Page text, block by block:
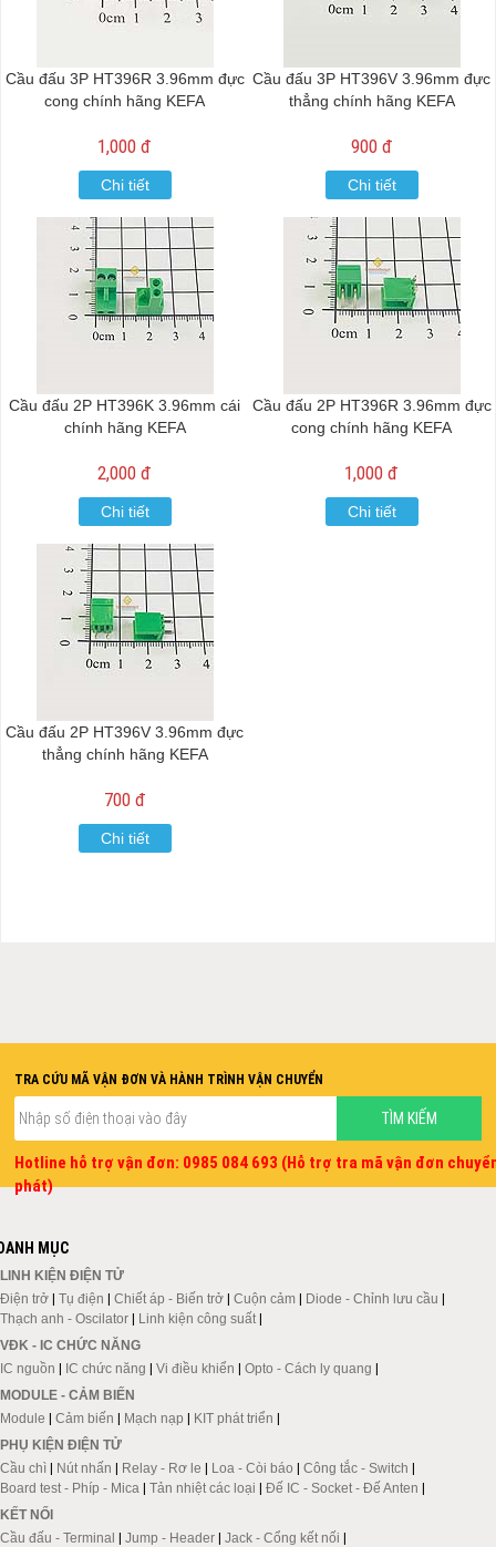
Cầu đấu 3P HT396R 3.96mm đực
cong chính hãng KEFA
1,000 đ
Chi tiết
Cầu đấu 3P HT396V 3.96mm đực
thẳng chính hãng KEFA
900 đ
Chi tiết
Cầu đấu 2P HT396K 3.96mm cái
chính hãng KEFA
2,000 đ
Chi tiết
Cầu đấu 2P HT396R 3.96mm đực
cong chính hãng KEFA
1,000 đ
Chi tiết
Cầu đấu 2P HT396V 3.96mm đực
thẳng chính hãng KEFA
700 đ
Chi tiết
TRA CỨU MÃ VẬN ĐƠN VÀ HÀNH TRÌNH VẬN CHUYỂN
Hotline hỗ trợ vận đơn: 0985 084 693 (Hỗ trợ tra mã vận đơn
phát)
MỤC
LINH KIỆN ĐIỆN TỬ
Điện trở | Tụ điện | Chiết áp - Biến trở | Cuộn cảm | Diode - Chỉnh lưu cầu |
Thạch anh - Oscilator | Linh kiện công suất |
VĐK - IC CHỨC NĂNG
IC nguồn | IC chức năng | Vi điều khiển | Opto - Cách ly quang |
MODULE - CẢM BIẾN
Module | Cảm biến | Mạch nạp | KIT phát triển |
PHỤ KIỆN ĐIỆN TỬ
Cầu chì | Nút nhấn | Relay - Rơ le | Loa - Còi báo | Công tắc - Switch |
Board test - Phíp - Mica | Tản nhiệt các loại | Đế IC - Socket - Đế Anten |
KẾT NỐI
Cầu đấu - Terminal | Jump - Header | Jack - Cổng kết nối |